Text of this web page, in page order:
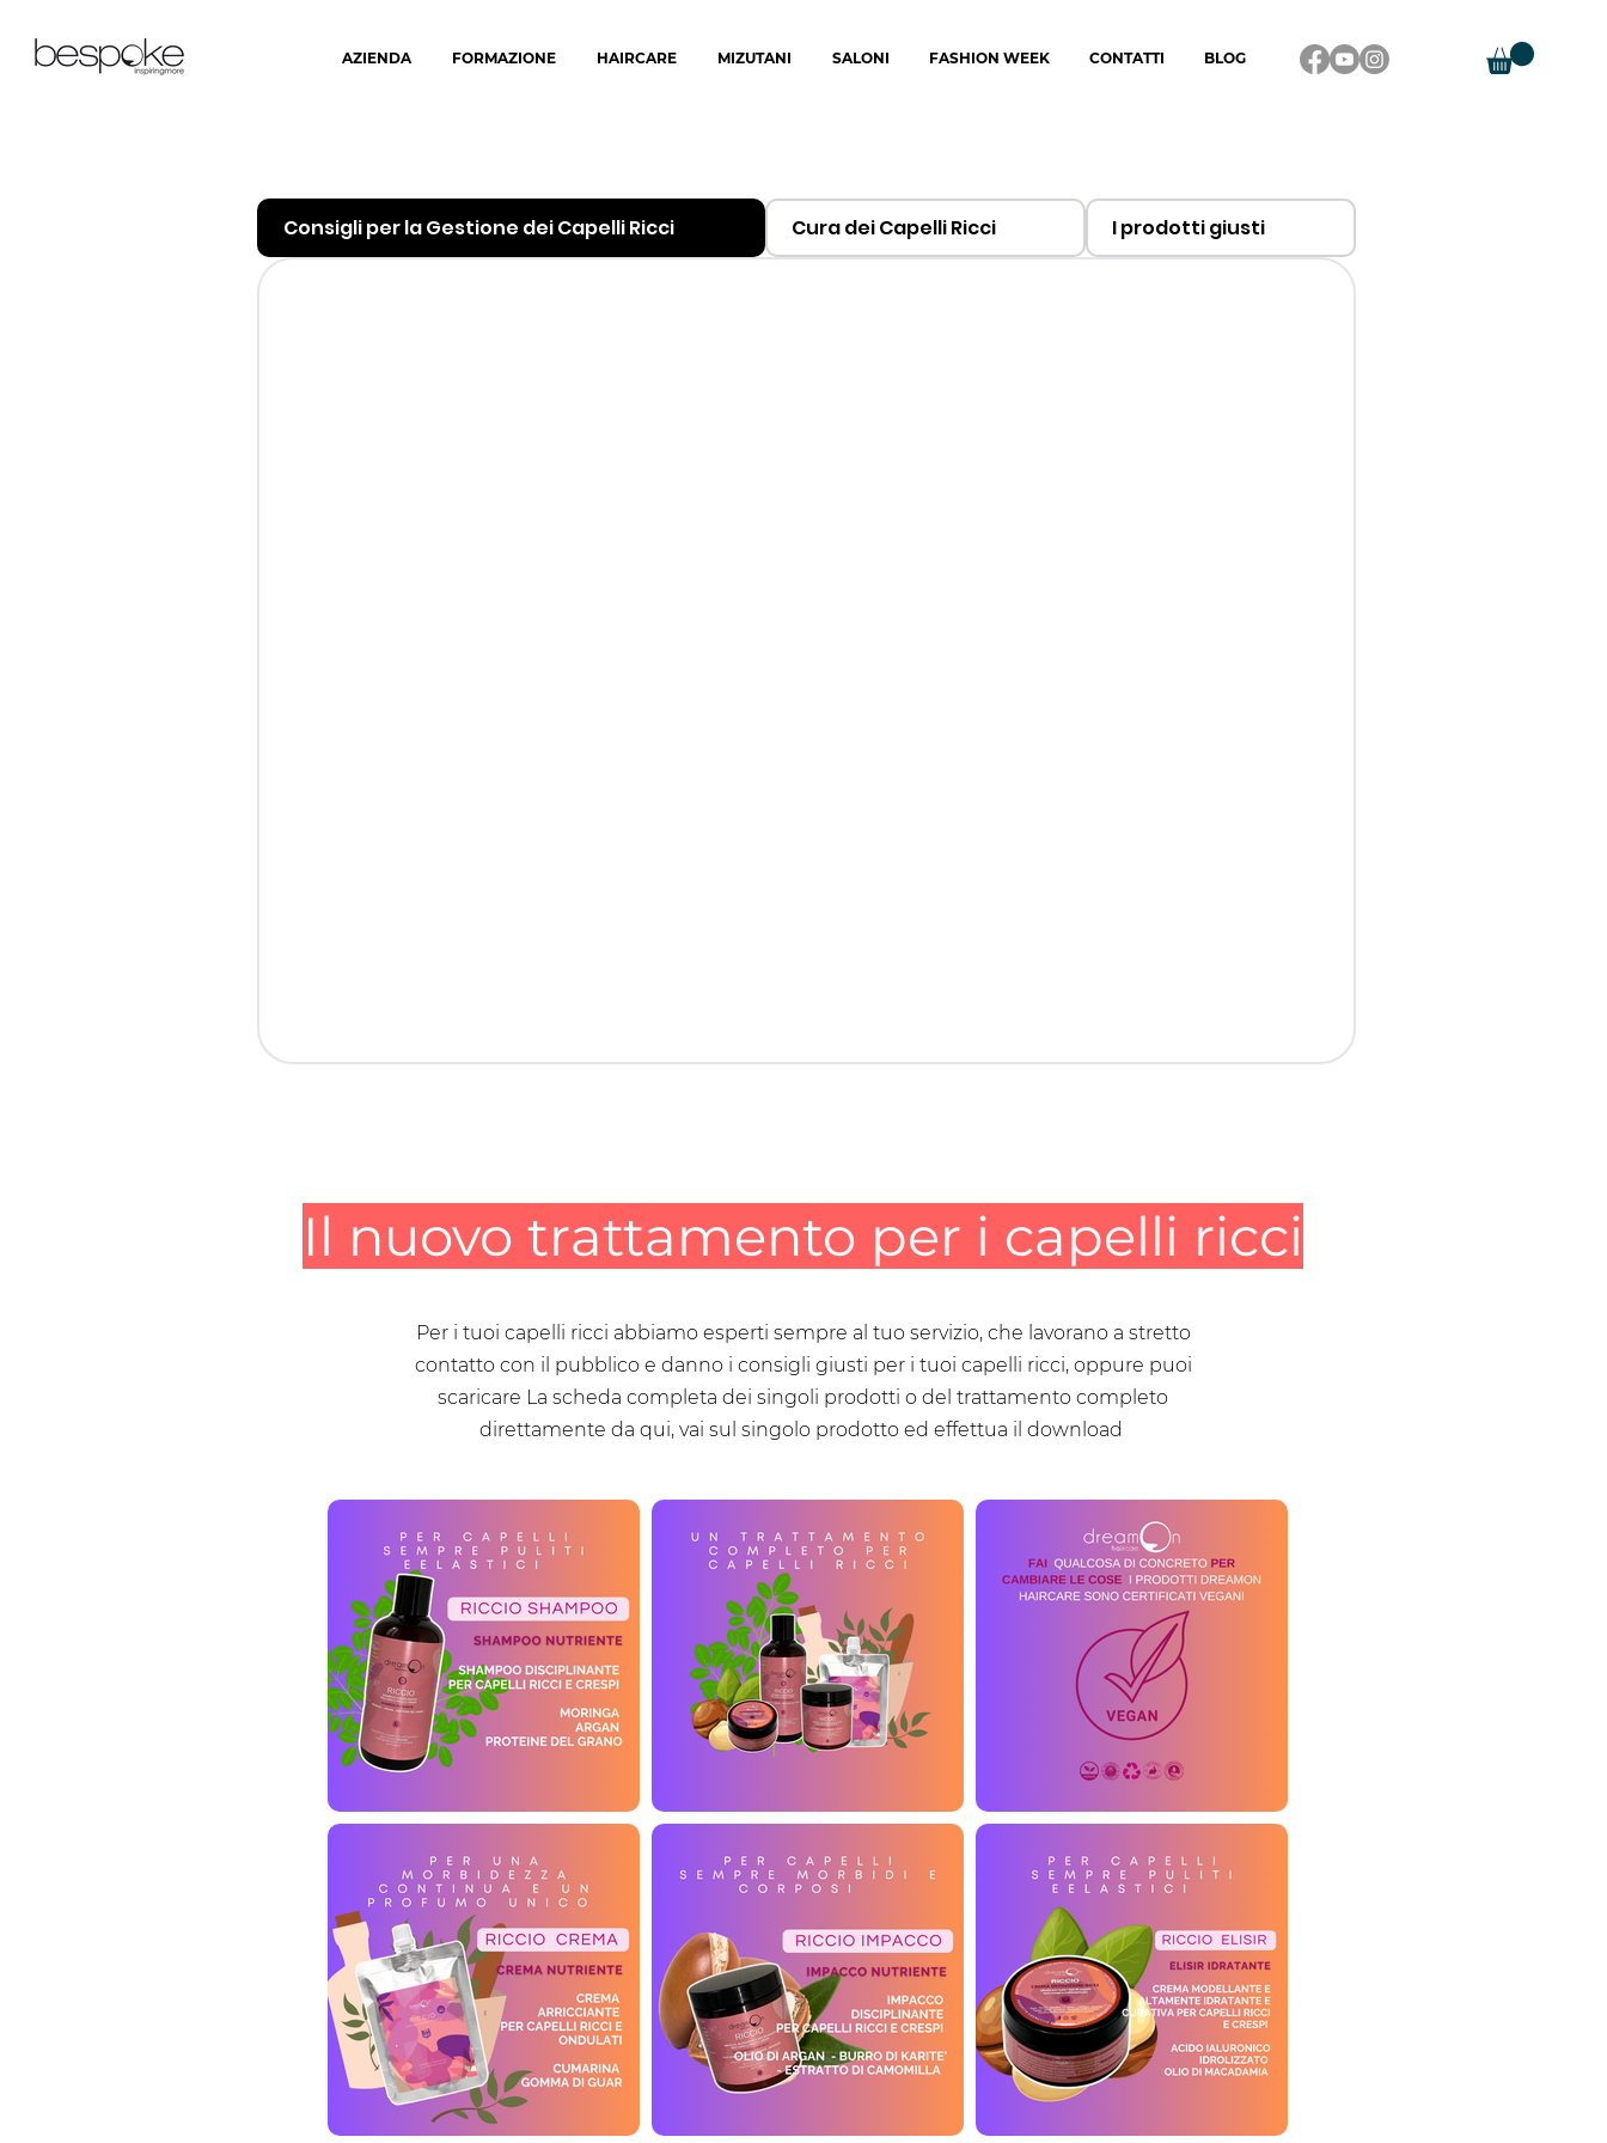
AZIENDA FORMAZIONE HAIRCARE MIZUTANI SALONI FASHION WEEK CONTATTI BLOG
Consigli per la Gestione dei Capelli Ricci Cura dei Capelli Ricci I prodotti giusti
Il nuovo trattamento per i capelli ricci
Per i tuoi capelli ricci abbiamo esperti sempre al tuo servizio, che lavorano a stretto
contatto con il pubblico e danno i consigli giusti per i tuoi capelli ricci, oppure puoi
scaricare La scheda completa dei singoli prodotti o del trattamento completo
direttamente da qui, vai sul singolo prodotto ed effettua il download